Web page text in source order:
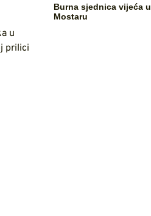
u
prilici
Burna sjednica vijeća u
Mostaru